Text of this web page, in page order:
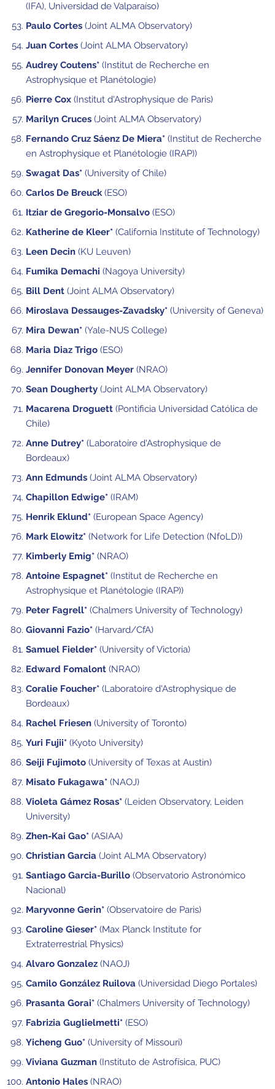
(IFA), Universidad de Valparaíso)
Paulo Cortes(Joint ALMA Observatory)
Juan Cortes(Joint ALMA Observatory)
Audrey Coutens*(Institut de Recherche en
Astrophysique et Planétologie)
Pierre Cox(Institut d'Astrophysique de Paris)
Marilyn Cruces(Joint ALMA Observatory)
Fernando Cruz Sáenz De Miera*(Institut de Recherche
en Astrophysique et Planétologie (IRAP))
Swagat Das*(University of Chile)
Carlos De Breuck(ESO)
Itziar de Gregorio-Monsalvo(ESO)
Katherine de Kleer*(California Institute of Technology)
Leen Decin(KU Leuven)
Fumika Demachi (Nagoya University)
Bill Dent(Joint ALMA Observatory)
Miroslava Dessauges-Zavadsky*(University of Geneva)
Mira Dewan*(Yale-NUS College)
Maria Diaz Trigo(ESO)
Jennifer Donovan Meyer(NRAO)
Sean Dougherty(Joint ALMA Observatory)
Macarena Droguett(Pontificia Universidad Católica de
Chile)
Anne Dutrey*(Laboratoire d'Astrophysique de
Bordeaux)
Ann Edmunds(Joint ALMA Observatory)
Chapillon Edwige*(IRAM)
Henrik Eklund*(European Space Agency)
Mark Elowitz*(Network for Life Detection (NfoLD))
Kimberly Emig*(NRAO)
Antoine Espagnet*(Institut de Recherche en
Astrophysique et Planétologie (IRAP))
Peter Fagrell*(Chalmers University of Technology)
Giovanni Fazio*(Harvard/CfA)
Samuel Fielder*(University of Victoria)
Edward Fomalont(NRAO)
Coralie Foucher*(Laboratoire d'Astrophysique de
Bordeaux)
Rachel Friesen(University of Toronto)
Yuri Fujii*(Kyoto University)
Seiji Fujimoto(University of Texas at Austin)
Misato Fukagawa*(NAOJ)
Violeta Gámez Rosas*(Leiden Observatory, Leiden
University)
Zhen-Kai Gao*(ASIAA)
Christian Garcia(Joint ALMA Observatory)
Santiago Garcia-Burillo(Observatorio Astronómico
Nacional)
Maryvonne Gerin*(Observatoire de Paris)
Caroline Gieser*(Max Planck Institute for
Extraterrestrial Physics)
Alvaro Gonzalez(NAOJ)
Camilo González Ruilova(Universidad Diego Portales)
Prasanta Gorai*(Chalmers University of Technology)
Fabrizia Guglielmetti*(ESO)
Yicheng Guo*(University of Missouri)
Viviana Guzman(Instituto de Astrofísica, PUC)
Antonio Hales(NRAO)